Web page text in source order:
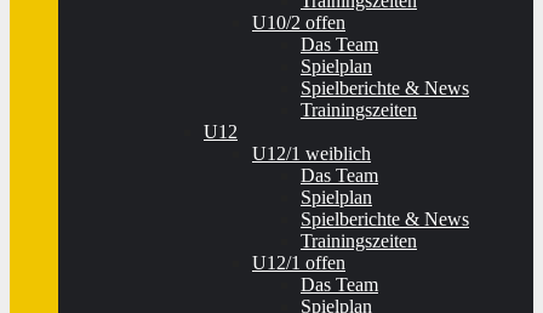
U10/2 offen
Das Team
Spielplan
Spielberichte & News
Trainingszeiten
U12
U12/1 weiblich
Das Team
Spielplan
Spielberichte & News
Trainingszeiten
U12/1 offen
Das Team
Spielplan